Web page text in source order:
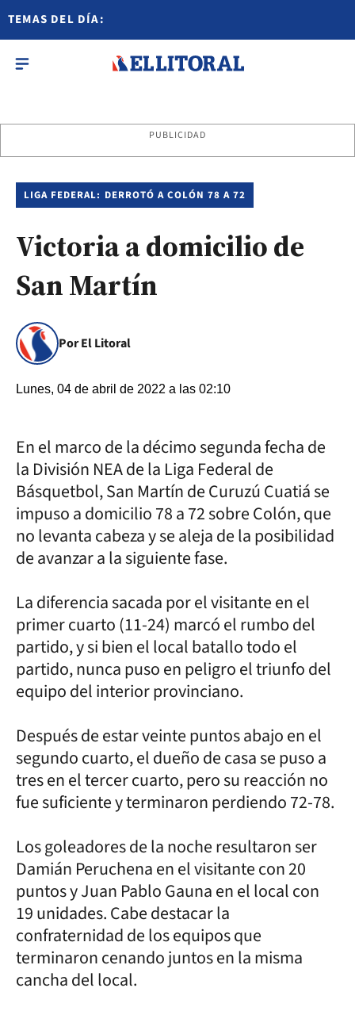
TEMAS DEL DÍA:
PUBLICIDAD
LIGA FEDERAL: DERROTÓ A COLÓN 78 A 72
Victoria a domicilio de
San Martín
Por El Litoral
Lunes, 04 de abril de 2022 a las 02:10
En el marco de la décimo segunda fecha de
la División NEA de la Liga Federal de
Básquetbol, San Martín de Curuzú Cuatiá se
impuso a domicilio 78 a 72 sobre Colón, que
no levanta cabeza y se aleja de la posibilidad
de avanzar a la siguiente fase.
La diferencia sacada por el visitante en el
primer cuarto (11-24) marcó el rumbo del
partido, y si bien el local batallo todo el
partido, nunca puso en peligro el triunfo del
equipo del interior provinciano.
Después de estar veinte puntos abajo en el
segundo cuarto, el dueño de casa se puso a
tres en el tercer cuarto, pero su reacción no
fue suficiente y terminaron perdiendo 72-78.
Los goleadores de la noche resultaron ser
Damián Peruchena en el visitante con 20
puntos y Juan Pablo Gauna en el local con
19 unidades. Cabe destacar la
confraternidad de los equipos que
terminaron cenando juntos en la misma
cancha del local.